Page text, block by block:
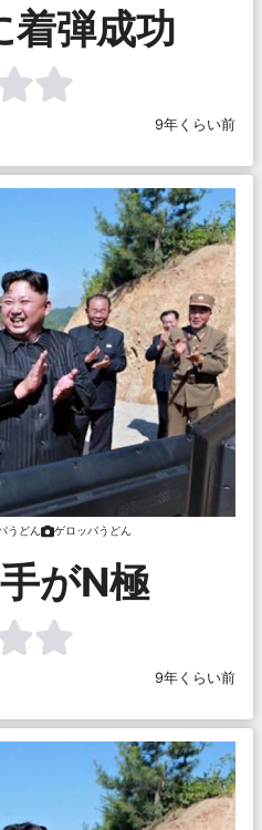
着弾成功
9年くらい前
うどん ゲロッパうどん
がN極
9年くらい前